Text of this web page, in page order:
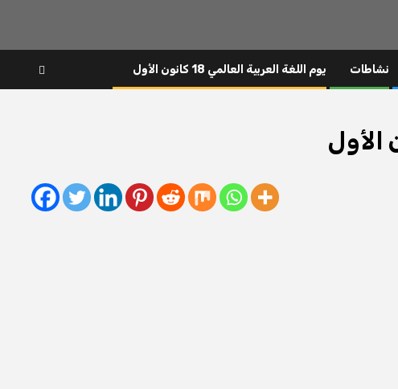
نشاطات يوم اللغة العربية العالمي 18 كانون الأول